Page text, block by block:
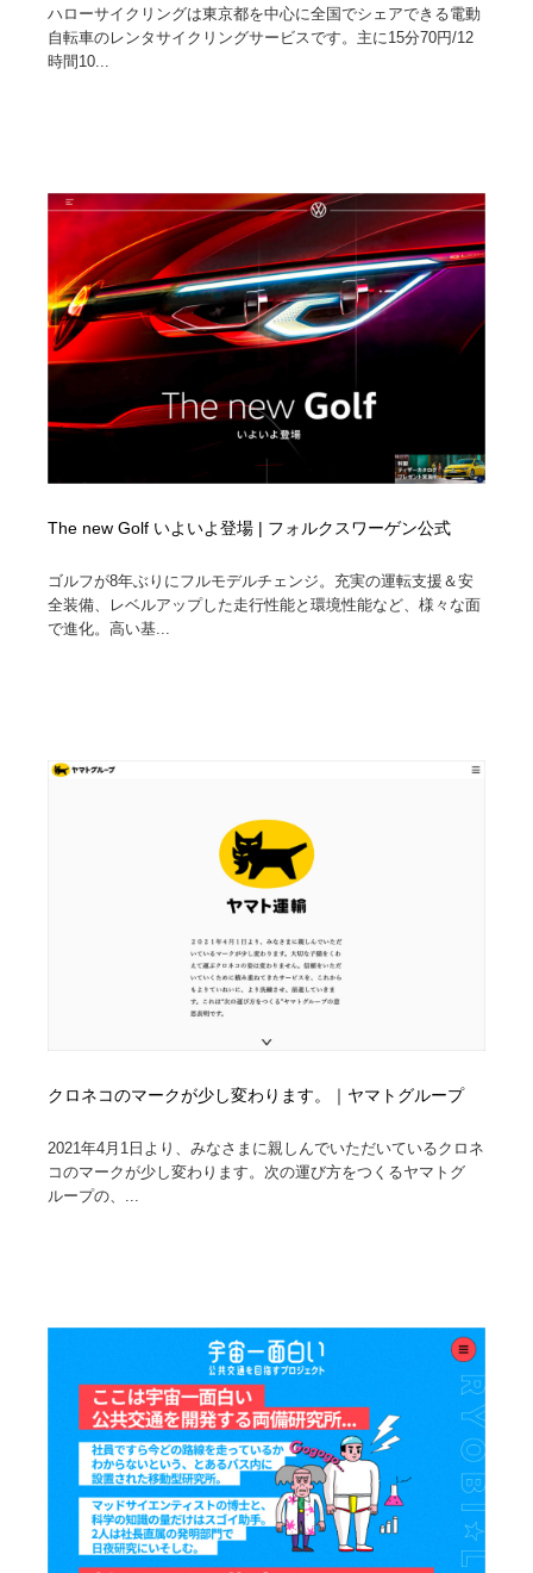
ハローサイクリングは東京都を中心に全国でシェアできる電動
自転車のレンタサイクリングサービスです。主に15分70円/12
時間10...
The new Golf いよいよ登場 | フォルクスワーゲン公式
ゴルフが8年ぶりにフルモデルチェンジ。充実の運転支援＆安
全装備、レベルアップした走行性能と環境性能など、様々な面
で進化。高い基...
クロネコのマークが少し変わります。｜ヤマトグループ
2021年4月1日より、みなさまに親しんでいただいているクロネ
コのマークが少し変わります。次の運び方をつくるヤマトグ
ループの、...